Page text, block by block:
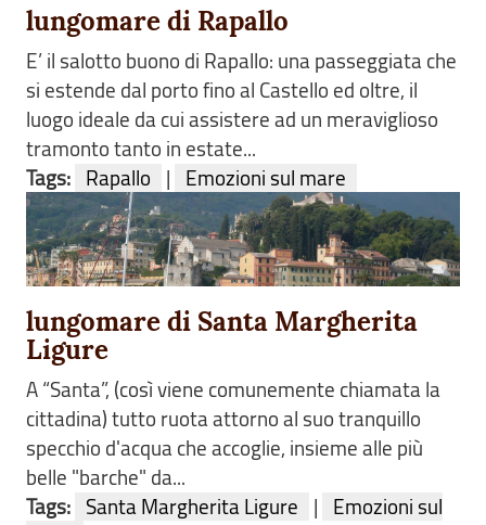
lungomare di Rapallo
E’ il salotto buono di Rapallo: una passeggiata che
si estende dal porto fino al Castello ed oltre, il
luogo ideale da cui assistere ad un meraviglioso
tramonto tanto in estate...
Tags: Rapallo | Emozioni sul mare
lungomare di Santa Margherita
Ligure
A “Santa”, (così viene comunemente chiamata la
cittadina) tutto ruota attorno al suo tranquillo
specchio d'acqua che accoglie, insieme alle più
belle "barche" da...
Tags: Santa Margherita Ligure |
Emozioni sul